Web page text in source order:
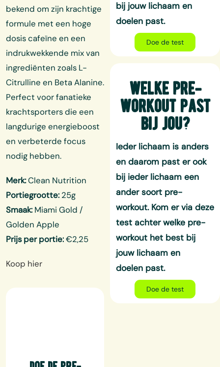
bekend om zijn krachtige
formule met een hoge
dosis cafeïne en een
indrukwekkende mix van
ingrediënten zoals L-
Citrulline en Beta Alanine.
Perfect voor fanatieke
krachtsporters die een
langdurige energieboost
en verbeterde focus
nodig hebben.
Merk:Clean Nutrition
Portiegrootte: 25g
Smaak: Miami Gold /
Golden Apple
Prijs per portie:€2,25
Koop hier
bij jouw lichaam en
doelen past.
Doe de test
welke pre-
workout past
bij jou?
Ieder lichaam is anders
en daarom past er ook
bij ieder lichaam een
ander soort pre-
workout. Kom er via deze
test achter welke pre-
workout het best bij
jouw lichaam en
doelen past.
Doe de test